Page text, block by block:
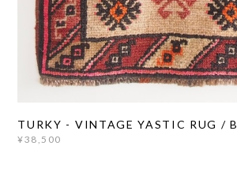
TURKY - VINTAGE YASTIC RUG / B
¥38,500